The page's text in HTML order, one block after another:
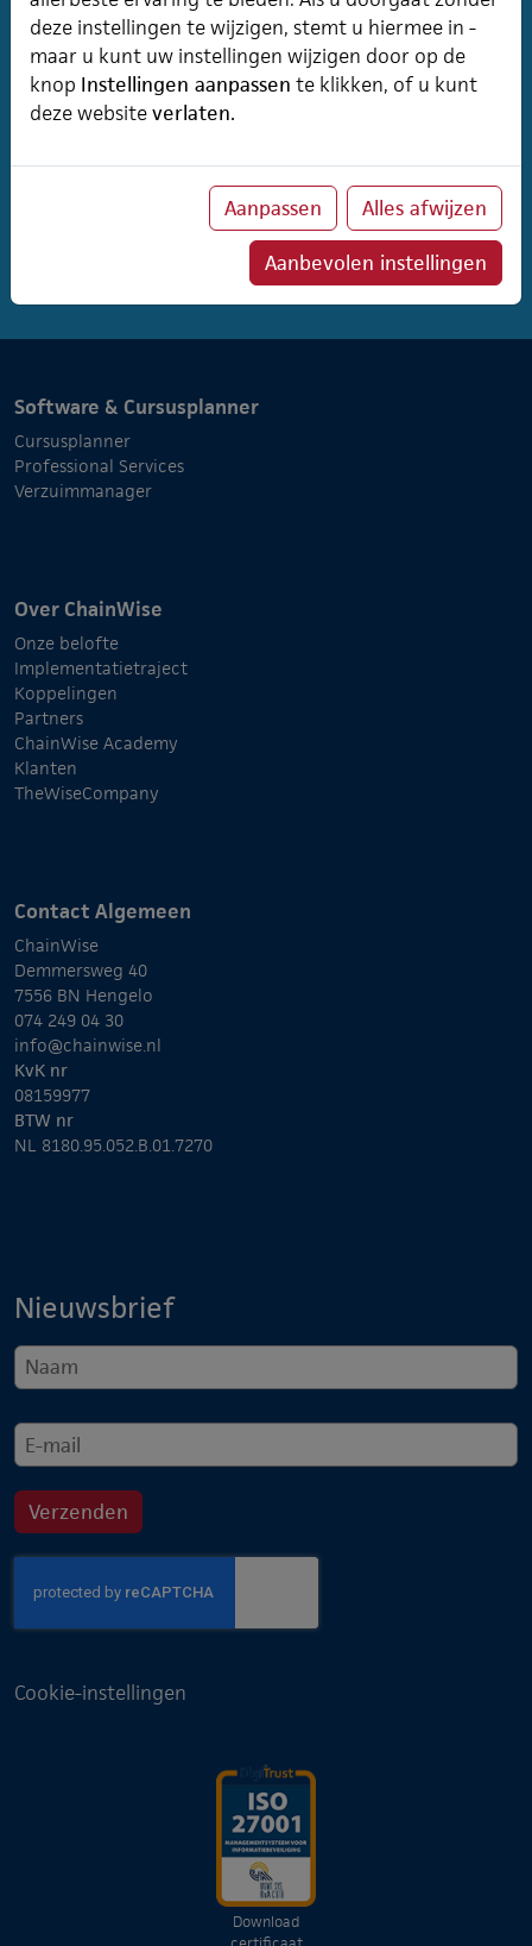
Hoezo?
Wanneer er aan een objecttype b.v. organisaties,
contactpersonen, producten, projecten… veel
kenmerken toegevoegd zijn, die in de lijst weergegeven
met zeer lange lijsten het geval. Dan wordt aangeraden
Software & Cursusplanner
Cursusplanner
Professional Services
Verzuimmanager
Over ChainWise
Onze belofte
Implementatietraject
Koppelingen
Partners
ChainWise Academy
Klanten
TheWiseCompany
Contact Algemeen
ChainWise
Demmersweg 40
7556 BN Hengelo
074 249 04 30
info@chainwise.nl
KvK nr
08159977
BTW nr
NL 8180.95.052.B.01.7270
Nieuwsbrief
Cookie-instellingen
deze instellingen te wijzigen, stemt u hiermee in -
maar u kunt uw instellingen wijzigen door op de
knop Instellingen aanpassen te klikken, of u kunt
deze websiteverlaten.
Aanpassen Alles afwijzen
Aanbevolen instellingen
Download